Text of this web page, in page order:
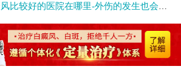
较好的医院在哪里-外伤的发生也会导致白癜风吗